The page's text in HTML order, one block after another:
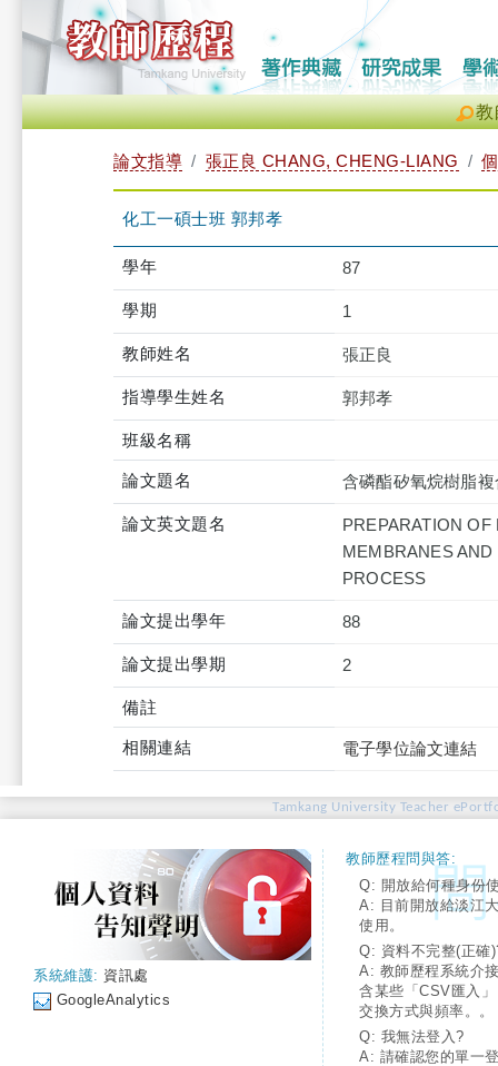
教
論文指導 張正良 CHANG, CHENG-LIANG
化工一碩士班 郭邦孝
學年 87
學期 1
教師姓名 張正良
指導學生姓名 郭邦孝
班級名稱
論文題名 含磷酯矽氧烷樹脂
論文英文題名
PREPARATION
MEMBRANES
PROCESS
論文提出學年 88
論文提出學期 2
備註
相關連結 電子學位論文連結
Tamkang University Teacher
系統維護: 資訊處
GoogleAnalytics
教師歷程問與答:
Q: 開放給何種身份
A: 目前開放給淡江
使用。
Q: 資料不完整(正確
A: 教師歷程系統介
含某些「CSV匯入
交換方式與頻率。。
Q: 我無法登入?
A: 請確認您的單一